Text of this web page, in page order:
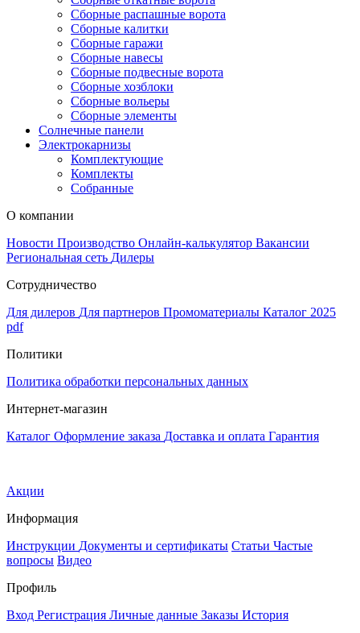
Сборные распашные ворота
Сборные калитки
Сборные гаражи
Сборные навесы
Сборные подвесные ворота
Сборные хозблоки
Сборные вольеры
Сборные элементы
Солнечные панели
Электрокарнизы
Комплектующие
Комплекты
Собранные
О компании
Новости Производство Онлайн-калькулятор Вакансии
Региональная сеть Дилеры
Сотрудничество
Для дилеров Для партнеров Промоматериалы Каталог 2025
pdf
Политики
Политика обработки персональных данных
Интернет-магазин
Каталог Оформление заказа Доставка и оплата Гарантия
Акции
Информация
Инструкции Документы и сертификаты Статьи Частые
вопросы Видео
Профиль
Вход Регистрация Личные данные Заказы История